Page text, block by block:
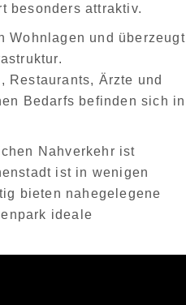
besonders attraktiv.
Wohnlagen und überzeugt
Restaurants, Ärzte und
Bedarfs befinden sich in
Nahverkehr ist
ist in wenigen
bieten nahegelegene
ideale